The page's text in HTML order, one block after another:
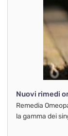
Nuovi rimedi
Remedia
la gamma dei